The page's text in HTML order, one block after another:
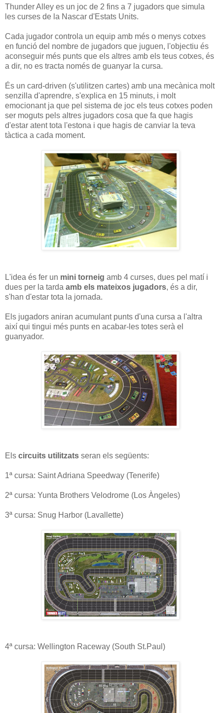
Thunder Alley es un joc de 2 fins a 7 jugadors que simula
les curses de la Nascar d'Estats Units.
Cada jugador controla un equip amb més o menys cotxes
en funció del nombre de jugadors que juguen, l'objectiu és
aconseguir més punts que els altres amb els teus cotxes, és
a dir, no es tracta només de guanyar la cursa.
És un card-driven (s'utilitzen cartes) amb una mecànica molt
senzilla d'aprendre, s'explica en 15 minuts, i molt
emocionant ja que pel sistema de joc els teus cotxes poden
ser moguts pels altres jugadors cosa que fa que hagis
d'estar atent tota l'estona i que hagis de canviar la teva
tàctica a cada moment.
L'idea és fer un mini torneig amb 4 curses, dues pel matí i
dues per la tarda amb els mateixos jugadors, és a dir,
s'han d'estar tota la jornada.
Els jugadors aniran acumulant punts d'una cursa a l'altra
així qui tingui més punts en acabar-les totes serà el
guanyador.
Els circuits utilitzats seran els següents:
1ª cursa: Saint Adriana Speedway (Tenerife)
2ª cursa: Yunta Brothers Velodrome (Los Àngeles)
3ª cursa: Snug Harbor (Lavallette)
4ª cursa: Wellington Raceway (South St.Paul)